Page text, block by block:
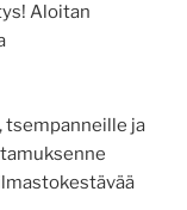
Aloitan
tsempanneille ja